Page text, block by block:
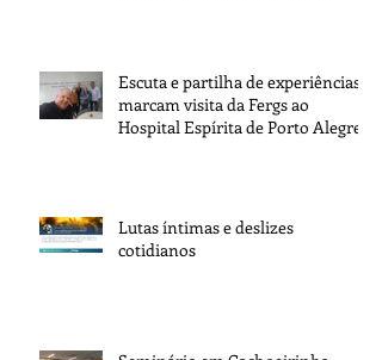
Escuta e partilha de experiências
marcam visita da Fergs ao
Hospital Espírita de Porto Alegre
Lutas íntimas e deslizes
cotidianos